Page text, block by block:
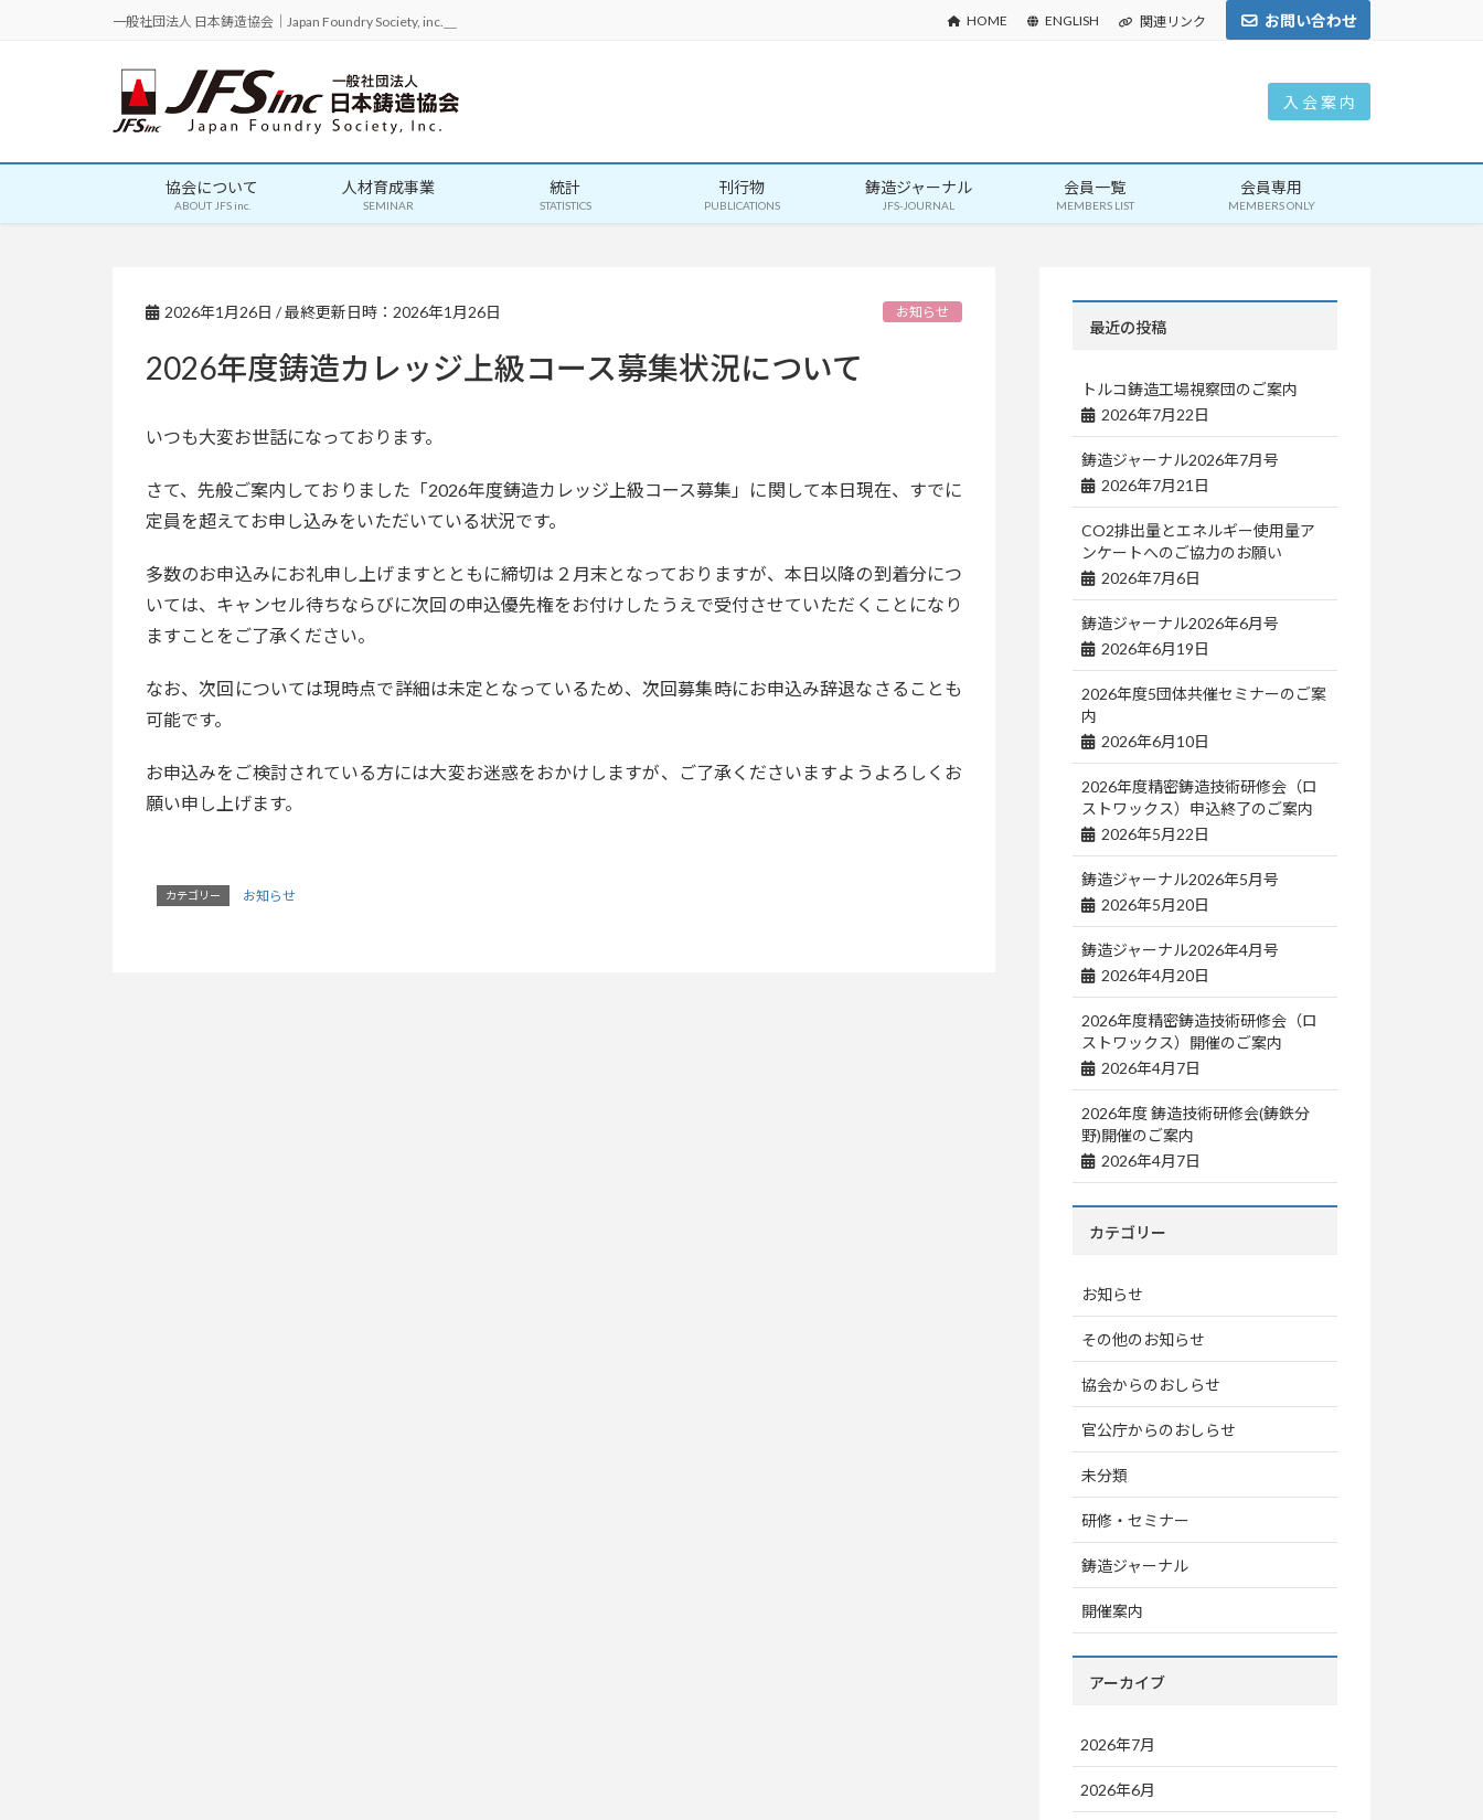
一般社団法人 日本鋳造協会｜Japan Foundry Society, inc.＿ HOME ENGLISH 関連リンク お問い合わせ
入 会 案 内
協会について
ABOUT JFS inc.
人材育成事業
SEMINAR
統計
STATISTICS
刊行物
PUBLICATIONS
鋳造ジャーナル
JFS-JOURNAL
会員一覧
MEMBERS LIST
会員専用
MEMBERS ONLY
2026年1月26日 / 最終更新日時： 2026年1月26日 お知らせ
2026年度鋳造カレッジ上級コース募集状況について
いつも大変お世話になっております。
さて、先般ご案内しておりました「2026年度鋳造カレッジ上級コース募集」に関して本日現在、すでに
定員を超えてお申し込みをいただいている状況です。
多数のお申込みにお礼申し上げますとともに締切は２月末となっておりますが、本日以降の到着分につ
いては、キャンセル待ちならびに次回の申込優先権をお付けしたうえで受付させていただくことになり
ますことをご了承ください。
なお、次回については現時点で詳細は未定となっているため、次回募集時にお申込み辞退なさることも
可能です。
お申込みをご検討されている方には大変お迷惑をおかけしますが、ご了承くださいますようよろしくお
願い申し上げます。
カテゴリー お知らせ
最近の投稿
トルコ鋳造工場視察団のご案内
2026年7月22日
鋳造ジャーナル2026年7月号
2026年7月21日
CO2排出量とエネルギー使用量ア
ンケートへのご協力のお願い
2026年7月6日
鋳造ジャーナル2026年6月号
2026年6月19日
2026年度5団体共催セミナーのご案
内
2026年6月10日
2026年度精密鋳造技術研修会（ロ
ストワックス）申込終了のご案内
2026年5月22日
鋳造ジャーナル2026年5月号
2026年5月20日
鋳造ジャーナル2026年4月号
2026年4月20日
2026年度精密鋳造技術研修会（ロ
ストワックス）開催のご案内
2026年4月7日
2026年度 鋳造技術研修会(鋳鉄分
野)開催のご案内
2026年4月7日
カテゴリー
お知らせ
その他のお知らせ
協会からのおしらせ
官公庁からのおしらせ
未分類
研修・セミナー
鋳造ジャーナル
開催案内
アーカイブ
2026年7月
2026年6月